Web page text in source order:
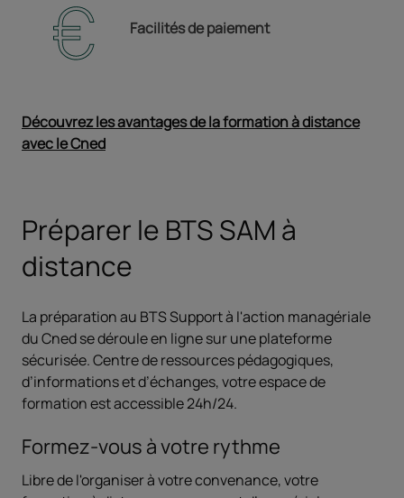
Facilités de paiement
Découvrez les avantages de la formation à distance
avec le Cned
Préparer le BTS SAM à
distance
La préparation au BTS Support à l'action managériale
du Cned se déroule en ligne sur une plateforme
sécurisée. Centre de ressources pédagogiques,
d’informations et d’échanges, votre espace de
formation est accessible 24h/24.
Formez-vous à votre rythme
Libre de l'organiser à votre convenance, votre